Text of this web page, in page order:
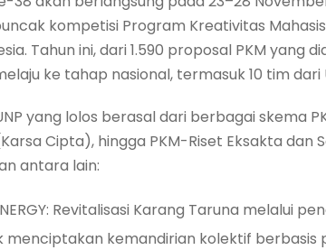
kompetisi Program Kreativitas
Tahun ini, dari 1.590 proposal PKM yang
ke tahap nasional, termasuk 10 tim dari
yang lolos berasal dari berbagai skema
Cipta), hingga PKM-Riset Eksakta
antara lain:
Revitalisasi Karang Taruna melalui
menciptakan kemandirian kolektif berbasis